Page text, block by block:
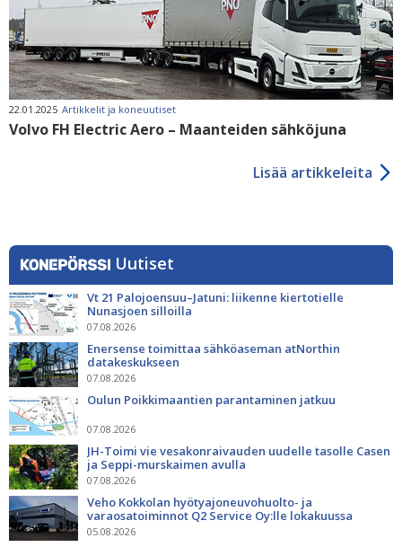
22.01.2025 Artikkelit ja koneuutiset
Volvo FH Electric Aero – Maanteiden sähköjuna
Lisää artikkeleita
Uutiset
Vt 21 Palojoensuu–Jatuni: liikenne kiertotielle
Nunasjoen silloilla
07.08.2026
Enersense toimittaa sähköaseman atNorthin
datakeskukseen
07.08.2026
Oulun Poikkimaantien parantaminen jatkuu
07.08.2026
JH-Toimi vie vesakonraivauden uudelle tasolle Casen
ja Seppi-murskaimen avulla
07.08.2026
Veho Kokkolan hyötyajoneuvohuolto- ja
varaosatoiminnot Q2 Service Oy:lle lokakuussa
05.08.2026